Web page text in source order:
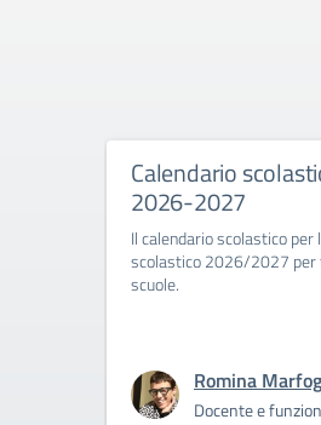
Calendario
2026-2027
Il calendario scolastico per
scolastico 2026/2027
scuole.
Romina
Docente e